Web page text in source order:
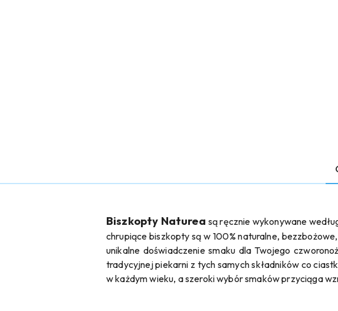
Biszkopty Naturea są ręcznie wykonywane
chrupiące biszkopty są w 100% naturalne,
unikalne doświadczenie smaku dla Twojego
tradycyjnej piekarni z tych samych składników co
w każdym wieku, a szeroki wybór smaków przyciąga